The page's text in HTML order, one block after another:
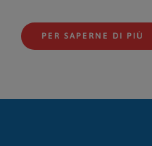
PER SAPERNE DI PIÙ